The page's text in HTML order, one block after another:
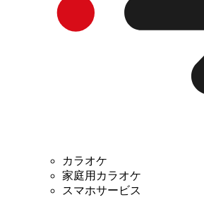
カラオケ
家庭用カラオケ
スマホサービス